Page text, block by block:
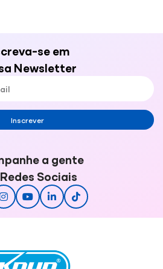
se em
Newsletter
Inscrever
a gente
Sociais